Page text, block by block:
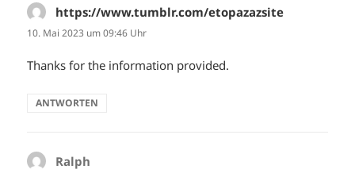
https://www.tumblr.com/etopazazsite
10. Mai 2023 um 09:46 Uhr
Thanks for the information provided.
ANTWORTEN
Ralph